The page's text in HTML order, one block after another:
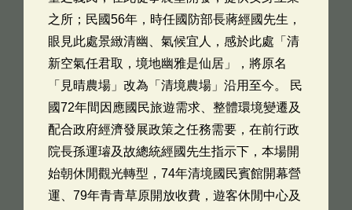
之所；民國56年，時任國防部長蔣經國先生，
眼見此處景緻清幽、氣候宜人，感於此處「清
新空氣任君取，境地幽雅是仙居」，將原名
「見晴農場」改為「清境農場」沿用至今。 民
國72年間因應國民旅遊需求、整體環境變遷及
配合政府經濟發展政策之任務需要，在前行政
院長孫運璿及故總統經國先生指示下，本場開
始朝休閒觀光轉型，74年清境國民賓館開幕營
運、79年青青草原開放收費，遊客休閒中心及